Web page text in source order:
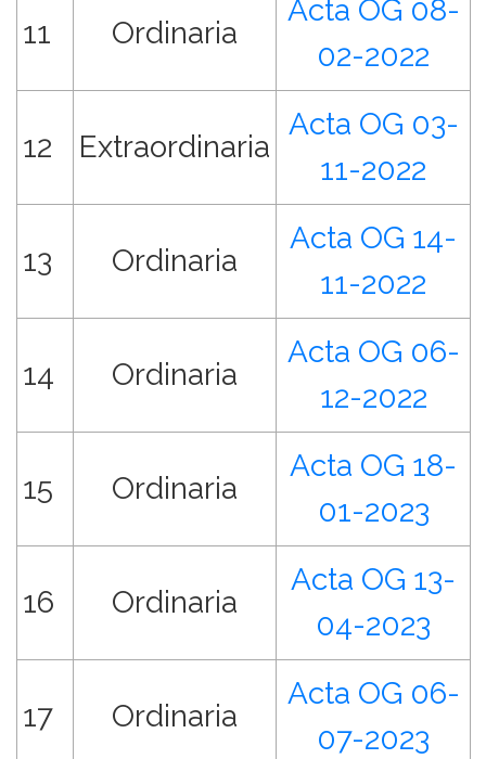
11 Ordinaria
Acta OG 08-
02-2022
12 Extraordinaria
Acta OG 03-
11-2022
13 Ordinaria
Acta OG 14-
11-2022
14 Ordinaria
Acta OG 06-
12-2022
15 Ordinaria
Acta OG 18-
01-2023
16 Ordinaria
Acta OG 13-
04-2023
17 Ordinaria
Acta OG 06-
07-2023